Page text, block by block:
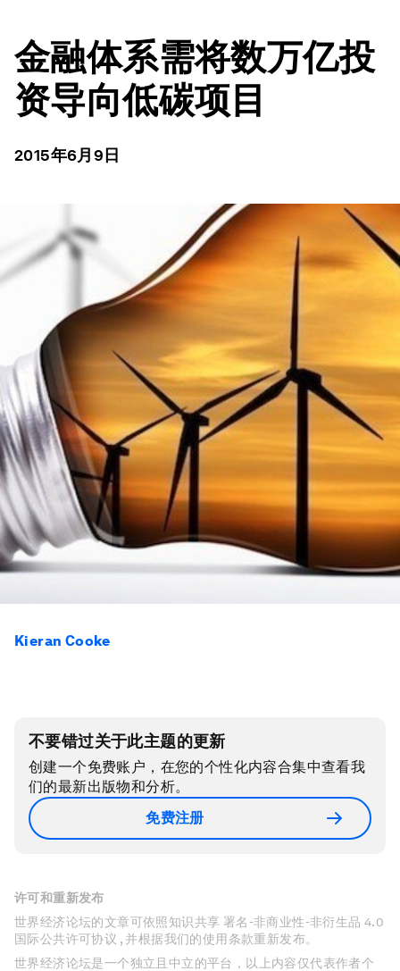
金融体系需将数万亿投
资导向低碳项目
2015年6月9日
Kieran Cooke
不要错过关于此主题的更新
创建一个免费账户，在您的个性化内容合集中查看我
们的最新出版物和分析。
免费注册
许可和重新发布
世界经济论坛的文章可依照知识共享 署名-非商业性-非衍生品 4.0
国际公共许可协议 , 并根据我们的使用条款重新发布。
世界经济论坛是一个独立且中立的平台，以上内容仅代表作者个